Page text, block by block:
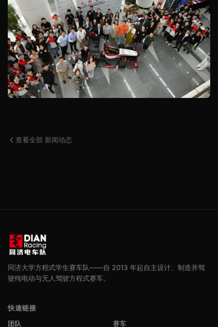
查看全部 新闻动态
同济大学方程式学生赛车队——自 2013 年起自主设计、制造并驾
驶纯电动与无人驾驶方程式赛车。
快速链接
团队
赛车